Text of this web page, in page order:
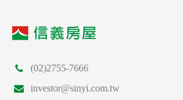
(02)2755-7666
investor@sinyi.com.tw